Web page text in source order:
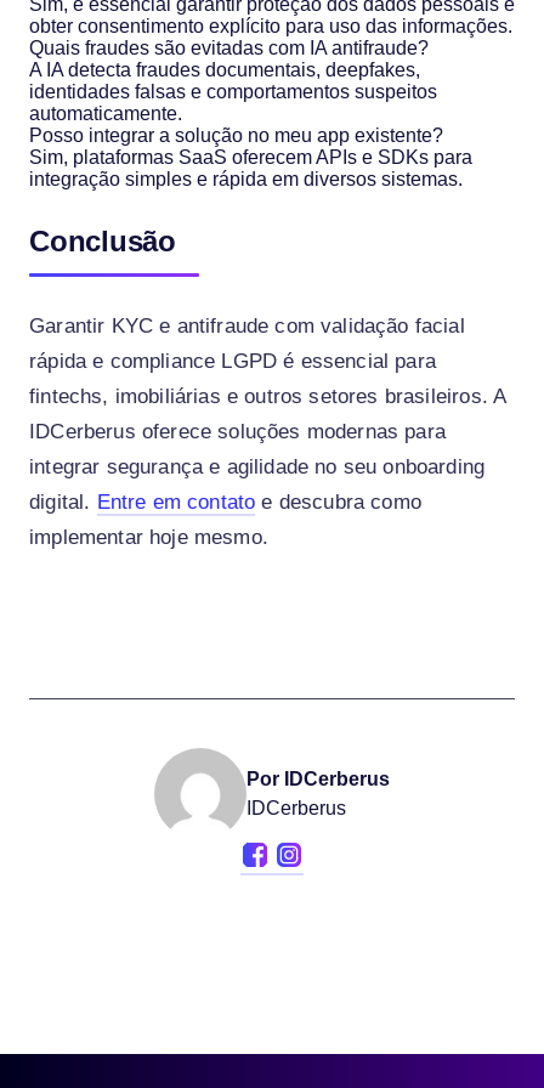
Sim, é essencial garantir proteção dos dados pessoais e
obter consentimento explícito para uso das informações.
Quais fraudes são evitadas com IA antifraude?
A IA detecta fraudes documentais, deepfakes,
identidades falsas e comportamentos suspeitos
automaticamente.
Posso integrar a solução no meu app existente?
Sim, plataformas SaaS oferecem APIs e SDKs para
integração simples e rápida em diversos sistemas.
Conclusão
Garantir KYC e antifraude com validação facial
rápida e compliance LGPD é essencial para
fintechs, imobiliárias e outros setores brasileiros. A
IDCerberus oferece soluções modernas para
integrar segurança e agilidade no seu onboarding
digital. Entre em contato e descubra como
implementar hoje mesmo.
Por IDCerberus
IDCerberus